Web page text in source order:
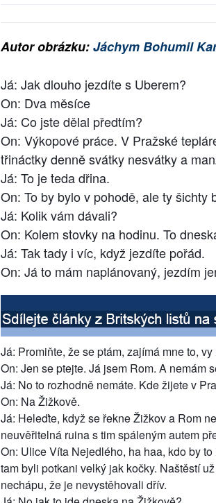
Autor obrázku:Jáchym Bohumil
Já: Jak dlouho jezdíte s Uberem?
On: Dva měsíce
Já: Co jste dělal předtím?
On: Výkopové práce. V Pražské
třináctky denně svátky nesvátky a
Já: To je teda dřina.
On: To by bylo v pohodě, ale ty šichty
Já: Kolik vám dávali?
On: Kolem stovky na hodinu. To
Já: Tak tady i víc, když jezdíte pořád.
On: Já to mám naplánovaný, jezdím
Já: Promiňte, že se ptám, zajímá mne to,
On: Jen se ptejte. Já jsem Rom. A nemám
Já: No to rozhodně nemáte. Kde žijete v
On: Na Žižkově.
Já: Heleďte, když se řekne Žižkov a Rom
neuvěřitelná ruina s tim spáleným autem
On: Ulice Víta Nejedlého, ha haa, kdo by
tam byli potkani velký jak kočky. Naštěstí
nechápu, že je nevystěhovali dřív.